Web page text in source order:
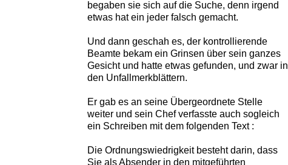
begaben sie sich auf die Suche, denn irgend
etwas hat ein jeder falsch gemacht.
Und dann geschah es, der kontrollierende
Beamte bekam ein Grinsen über sein ganzes
Gesicht und hatte etwas gefunden, und zwar in
den Unfallmerkblättern.
Er gab es an seine Übergeordnete Stelle
weiter und sein Chef verfasste auch sogleich
ein Schreiben mit dem folgenden Text :
Die Ordnungswiedrigkeit besteht darin, dass
Sie als Absender in den mitgeführten